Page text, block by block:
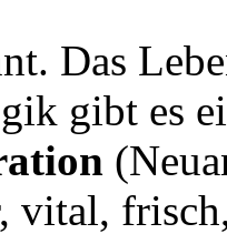
Das
gibt es
vital,